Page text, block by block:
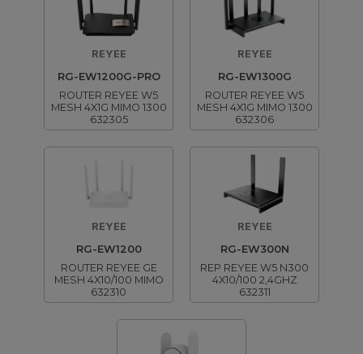
REYEE
RG-EW1200G-PRO
ROUTER REYEE W5
MESH 4X1G MIMO 1300
632305
REYEE
RG-EW1300G
ROUTER REYEE W5
MESH 4X1G MIMO 1300
632306
REYEE
RG-EW1200
ROUTER REYEE GE
MESH 4X10/100 MIMO
632310
REYEE
RG-EW300N
REP REYEE W5 N300
4X10/100 2,4GHZ
632311